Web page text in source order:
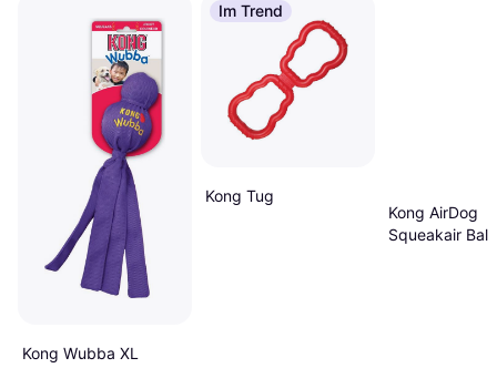
Kong Wubba XL
Im Trend
Kong Tug
Kong AirDog
Squeakair Ball